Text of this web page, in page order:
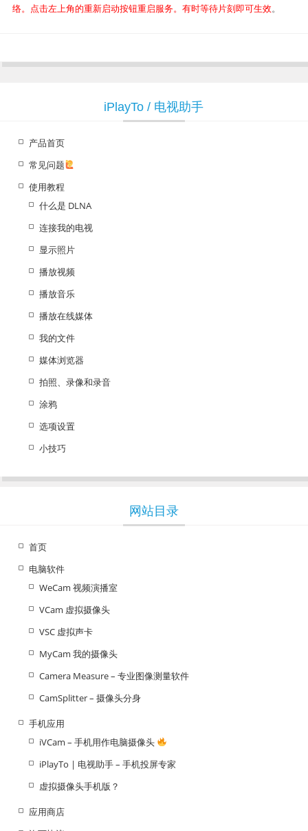
络。点击左上角的重新启动按钮重启服务。有时等待片刻即可生效。
iPlayTo / 电视助手
产品首页
常见问题
使用教程
什么是 DLNA
连接我的电视
显示照片
播放视频
播放音乐
播放在线媒体
我的文件
媒体浏览器
拍照、录像和录音
涂鸦
选项设置
小技巧
网站目录
首页
电脑软件
WeCam 视频演播室
VCam 虚拟摄像头
VSC 虚拟声卡
MyCam 我的摄像头
Camera Measure – 专业图像测量软件
CamSplitter – 摄像头分身
手机应用
iVCam – 手机用作电脑摄像头
iPlayTo | 电视助手 – 手机投屏专家
虚拟摄像头手机版？
应用商店